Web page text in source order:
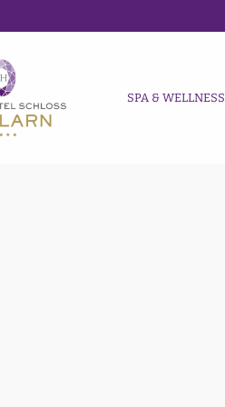
SPA & WELLNESS